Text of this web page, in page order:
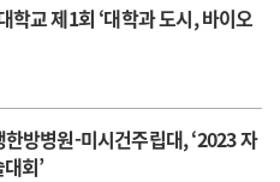
학교 제1회 ‘대학과 도시, 바이오
방병원-미시건주립대, ‘2023 자
회’